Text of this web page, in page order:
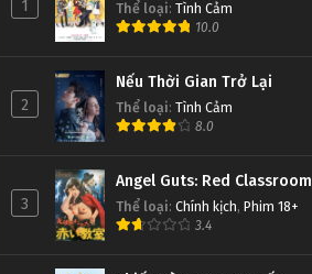
1 Thể loại: Tình Cảm
10.0
2
Nếu Thời Gian Trở Lại
Thể loại: Tình Cảm
8.0
3
Angel Guts: Red Classroom
Thể loại: Chính kịch, Phim 18+
3.4